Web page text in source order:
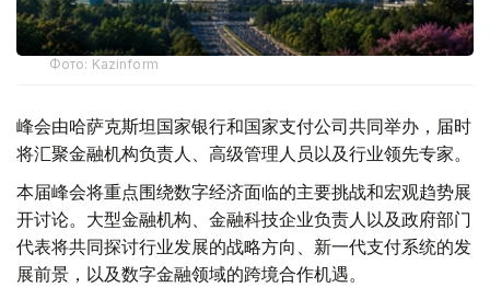
Фото: Kazinform
峰会由哈萨克斯坦国家银行和国家支付公司共同举办，届时
将汇聚金融机构负责人、高级管理人员以及行业领先专家。
本届峰会将重点围绕数字经济面临的主要挑战和宏观趋势展
开讨论。大型金融机构、金融科技企业负责人以及政府部门
代表将共同探讨行业发展的战略方向、新一代支付系统的发
展前景，以及数字金融领域的跨境合作机遇。